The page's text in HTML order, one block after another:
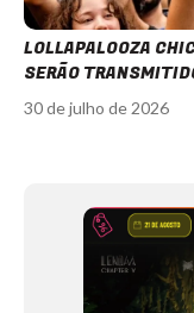
LOLLAPALOOZA
SERÃO
30 de julho de 2026